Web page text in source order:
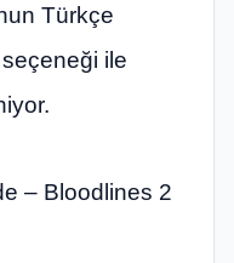
Türkçe
ile
– Bloodlines 2